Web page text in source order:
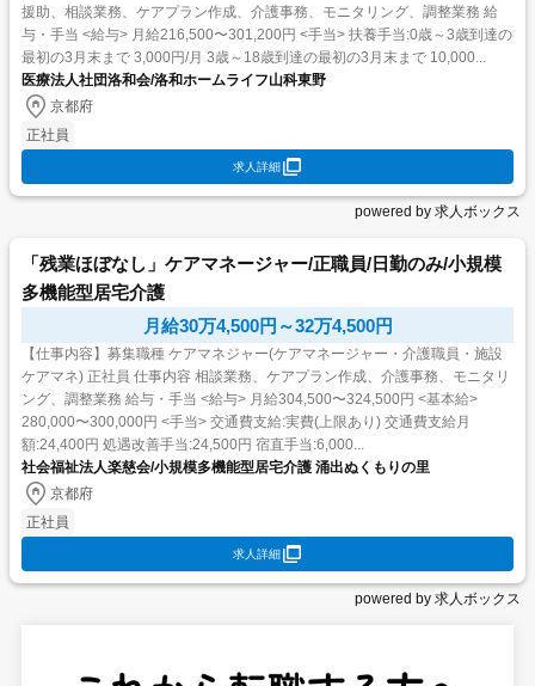
援助、相談業務、ケアプラン作成、介護事務、モニタリング、調整業務 給
与・手当 <給与> 月給216,500〜301,200円 <手当> 扶養手当:0歳～3歳到達の
最初の3月末まで 3,000円/月 3歳～18歳到達の最初の3月末まで 10,000...
医療法人社団洛和会/洛和ホームライフ山科東野
京都府
正社員
求人詳細
powered by 求人ボックス
「残業ほぼなし」ケアマネージャー/正職員/日勤のみ/小規模
多機能型居宅介護
月給30万4,500円～32万4,500円
【仕事内容】募集職種 ケアマネジャー(ケアマネージャー・介護職員・施設
ケアマネ) 正社員 仕事内容 相談業務、ケアプラン作成、介護事務、モニタリ
ング、調整業務 給与・手当 <給与> 月給304,500〜324,500円 <基本給>
280,000〜300,000円 <手当> 交通費支給:実費(上限あり) 交通費支給月
額:24,400円 処遇改善手当:24,500円 宿直手当:6,000...
社会福祉法人楽慈会/小規模多機能型居宅介護 涌出ぬくもりの里
京都府
正社員
求人詳細
powered by 求人ボックス